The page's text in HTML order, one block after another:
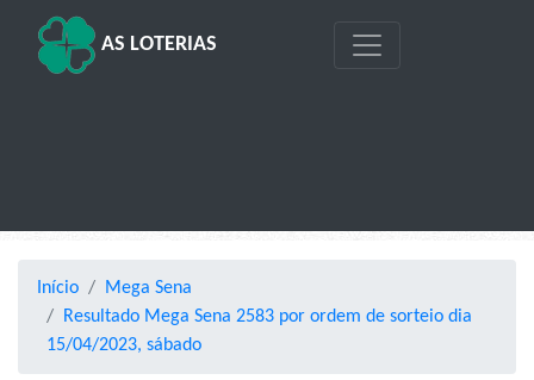
AS LOTERIAS
Início
Mega Sena
Resultado Mega Sena 2583 por ordem de sorteio dia
15/04/2023, sábado